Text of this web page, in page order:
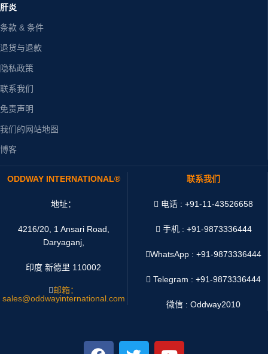
肝炎
条款 & 条件
退货与退款
隐私政策
联系我们
免责声明
我们的网站地图
博客
ODDWAY INTERNATIONAL®
地址：
4216/20, 1 Ansari Road,
Daryaganj,
印度 新德里 110002
邮箱：
sales@oddwayinternational.com
联系我们
电话 : +91-11-43526658
手机 : +91-9873336444
WhatsApp :+91-9873336444
Telegram : +91-9873336444
微信 : Oddway2010